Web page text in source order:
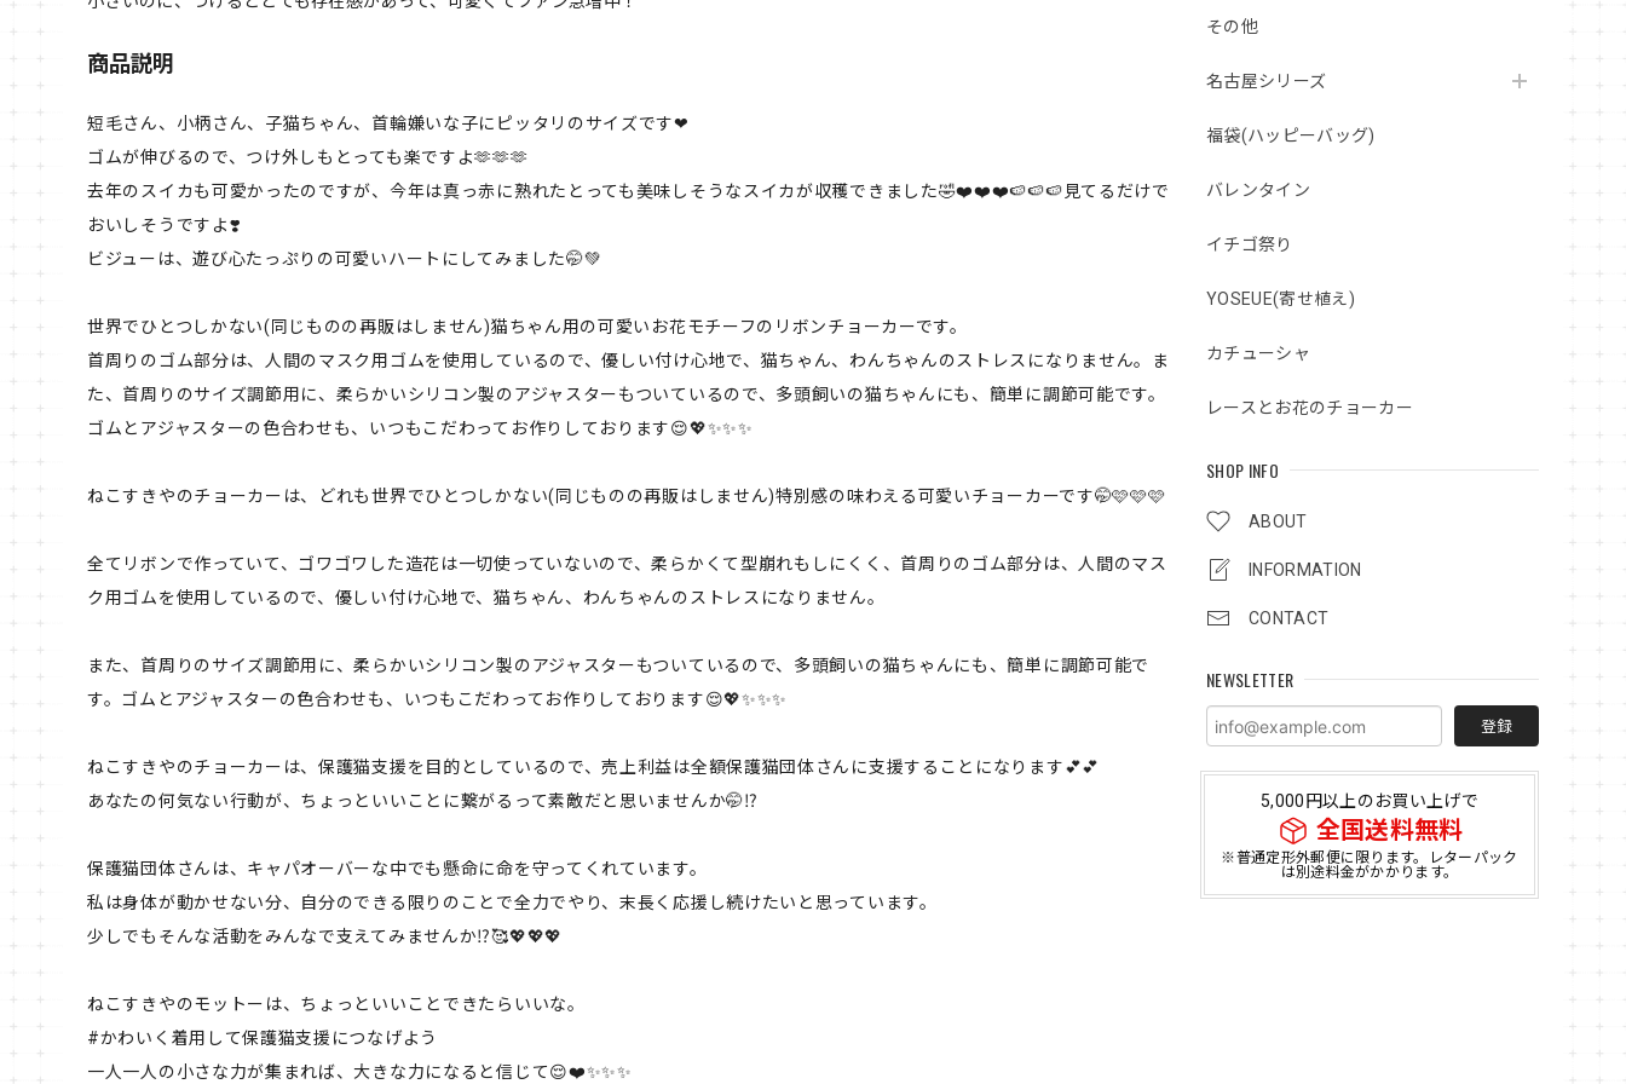
その他
名古屋シリーズ
福袋(ハッピーバッグ)
バレンタイン
イチゴ祭り
YOSEUE(寄せ植え)
カチューシャ
レースとお花のチョーカー
SHOP INFO
ABOUT
INFORMATION
CONTACT
NEWSLETTER
登録
5,000円以上のお買い上げで
全国送料無料
※普通定形外郵便に限ります。レターパック
は別途料金がかかります。
商品説明
短毛さん、小柄さん、子猫ちゃん、首輪嫌いな子にピッタリのサイズです❤
ゴムが伸びるので、つけ外しもとっても楽ですよ🫶🫶🫶
去年のスイカも可愛かったのですが、今年は真っ赤に熟れたとっても美味しそうなスイカが収穫できました🤣❤️❤️❤️🍉🍉🍉見てるだけで
おいしそうですよ❣️
ビジューは、遊び心たっぷりの可愛いハートにしてみました🤭💚
世界でひとつしかない(同じものの再販はしません)猫ちゃん用の可愛いお花モチーフのリボンチョーカーです。
首周りのゴム部分は、人間のマスク用ゴムを使用しているので、優しい付け心地で、猫ちゃん、わんちゃんのストレスになりません。ま
た、首周りのサイズ調節用に、柔らかいシリコン製のアジャスターもついているので、多頭飼いの猫ちゃんにも、簡単に調節可能です。
ゴムとアジャスターの色合わせも、いつもこだわってお作りしております😌💖✨✨✨
ねこすきやのチョーカーは、どれも世界でひとつしかない(同じものの再販はしません)特別感の味わえる可愛いチョーカーです🤭🩷🩷🩷
全てリボンで作っていて、ゴワゴワした造花は一切使っていないので、柔らかくて型崩れもしにくく、首周りのゴム部分は、人間のマス
ク用ゴムを使用しているので、優しい付け心地で、猫ちゃん、わんちゃんのストレスになりません。
また、首周りのサイズ調節用に、柔らかいシリコン製のアジャスターもついているので、多頭飼いの猫ちゃんにも、簡単に調節可能で
す。ゴムとアジャスターの色合わせも、いつもこだわってお作りしております😌💖✨✨✨
ねこすきやのチョーカーは、保護猫支援を目的としているので、売上利益は全額保護猫団体さんに支援することになります💕💕
あなたの何気ない行動が、ちょっといいことに繋がるって素敵だと思いませんか🤭⁉️
保護猫団体さんは、キャパオーバーな中でも懸命に命を守ってくれています。
私は身体が動かせない分、自分のできる限りのことで全力でやり、末長く応援し続けたいと思っています。
少しでもそんな活動をみんなで支えてみませんか⁉️🥰💖💖💖
ねこすきやのモットーは、ちょっといいことできたらいいな。
#かわいく着用して保護猫支援につなげよう
一人一人の小さな力が集まれば、大きな力になると信じて😌❤️✨✨✨